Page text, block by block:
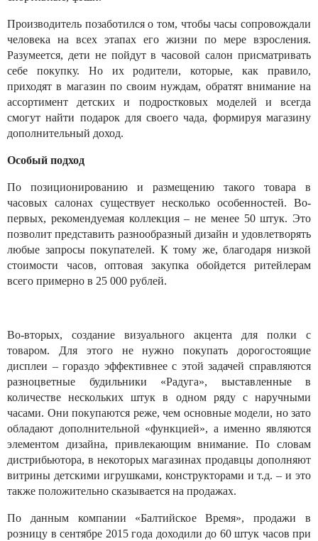
Производитель позаботился о том, чтобы часы сопровождали
человека на всех этапах его жизни по мере взросления.
Разумеется, дети не пойдут в часовой салон присматривать
себе покупку. Но их родители, которые, как правило,
приходят в магазин по своим нуждам, обратят внимание на
ассортимент детских и подростковых моделей и всегда
смогут найти подарок для своего чада, формируя магазину
дополнительный доход.
Особый подход
По позиционированию и размещению такого товара в
часовых салонах существует несколько особенностей. Во-
первых, рекомендуемая коллекция – не менее 50 штук. Это
позволит представить разнообразный дизайн и удовлетворять
любые запросы покупателей. К тому же, благодаря низкой
стоимости часов, оптовая закупка обойдется ритейлерам
всего примерно в 25 000 рублей.
Во-вторых, создание визуального акцента для полки с
товаром. Для этого не нужно покупать дорогостоящие
дисплеи – гораздо эффективнее с этой задачей справляются
разноцветные будильники «Радуга», выставленные в
количестве нескольких штук в одном ряду с наручными
часами. Они покупаются реже, чем основные модели, но зато
обладают дополнительной «функцией», а именно являются
элементом дизайна, привлекающим внимание. По словам
дистрибьютора, в некоторых магазинах продавцы дополняют
витрины детскими игрушками, конструкторами и т.д. – и это
также положительно сказывается на продажах.
По данным компании «Балтийское Время», продажи в
розницу в сентябре 2015 года доходили до 60 штук часов при